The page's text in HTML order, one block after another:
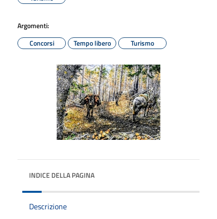
Argomenti:
Concorsi
Tempo libero Turismo
INDICE DELLA PAGINA
Descrizione